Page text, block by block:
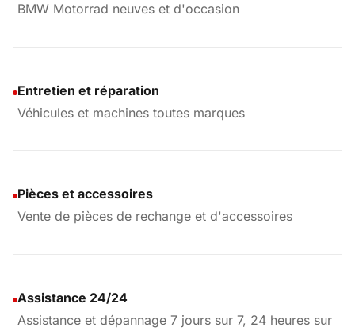
BMW Motorrad neuves et d'occasion
Entretien et réparation
Véhicules et machines toutes marques
Pièces et accessoires
Vente de pièces de rechange et d'accessoires
Assistance 24/24
Assistance et dépannage 7 jours sur 7, 24 heures sur